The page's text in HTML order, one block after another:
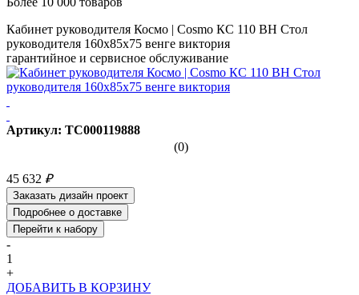
Кабинет руководителя Космо | Cosmo КС 110 ВН Стол
руководителя 160х85х75 венге виктория
гарантийное и сервисное обслуживание
Артикул: ТС000119888
(0)
45 632 ₽
Заказать дизайн проект
Подробнее о доставке
Перейти к набору
-
1
+
ДОБАВИТЬ В КОРЗИНУ